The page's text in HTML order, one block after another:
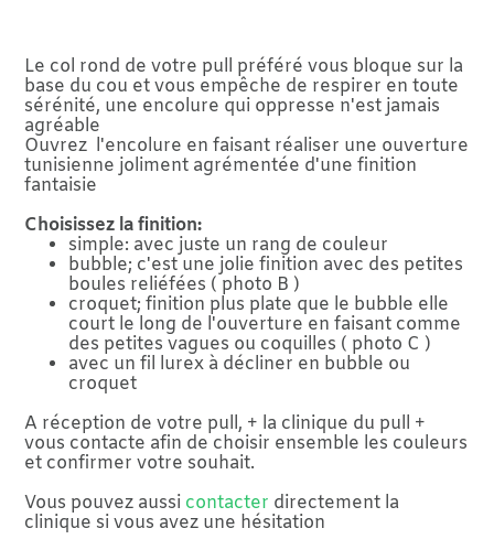
Le col rond de votre pull préféré vous bloque sur la
base du cou et vous empêche de respirer en toute
sérénité, une encolure qui oppresse n'est jamais
agréable
Ouvrez l'encolure en faisant réaliser une ouverture
tunisienne joliment agrémentée d'une finition
fantaisie
Choisissez la finition:
simple: avec juste un rang de couleur
bubble; c'est une jolie finition avec des petites
boules reliéfées ( photo B )
croquet; finition plus plate que le bubble elle
court le long de l'ouverture en faisant comme
des petites vagues ou coquilles ( photo C )
avec un fil lurex à décliner en bubble ou
croquet
A réception de votre pull, + la clinique du pull +
vous contacte afin de choisir ensemble les couleurs
et confirmer votre souhait.
Vous pouvez aussi contacter directement la
clinique si vous avez une hésitation